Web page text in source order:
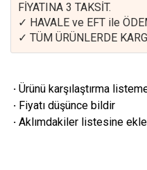
FİYATINA 3 TAKSİT.
✓ HAVALE ve EFT ile
✓ TÜM ÜRÜNLERDE
· Ürünü karşılaştırma
· Fiyatı düşünce bildir
· Aklımdakiler listesine ekle